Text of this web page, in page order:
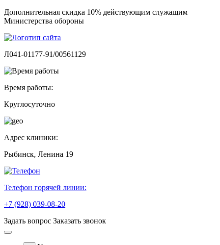
Дополнительная скидка 10% действующим служащим
Министерства обороны
Л041-01177-91/00561129
Время работы:
Круглосуточно
Адрес клиники:
Рыбинск, Ленина 19
Телефон горячей линии:
+7 (928) 039-08-20
Задать вопрос Заказать звонок